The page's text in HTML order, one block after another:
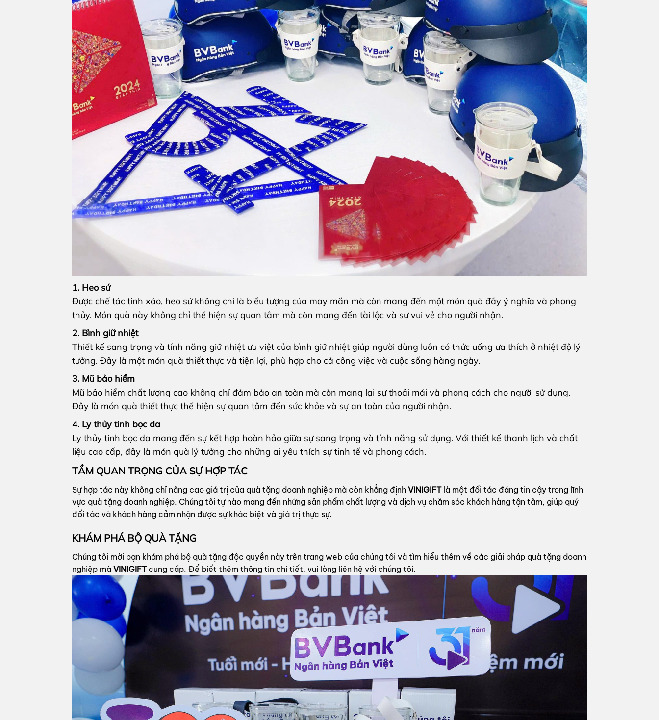
1. Heo sứ
Được chế tác tinh xảo, heo sứ không chỉ là biểu tượng của may mắn mà còn mang đến một món quà đầy ý nghĩa và phong
thủy. Món quà này không chỉ thể hiện sự quan tâm mà còn mang đến tài lộc và sự vui vẻ cho người nhận.
2. Bình giữ nhiệt
Thiết kế sang trọng và tính năng giữ nhiệt ưu việt của bình giữ nhiệt giúp người dùng luôn có thức uống ưa thích ở nhiệt độ lý
tưởng. Đây là một món quà thiết thực và tiện lợi, phù hợp cho cả công việc và cuộc sống hàng ngày.
3. Mũ bảo hiểm
Mũ bảo hiểm chất lượng cao không chỉ đảm bảo an toàn mà còn mang lại sự thoải mái và phong cách cho người sử dụng.
Đây là món quà thiết thực thể hiện sự quan tâm đến sức khỏe và sự an toàn của người nhận.
4. Ly thủy tinh bọc da
Ly thủy tinh bọc da mang đến sự kết hợp hoàn hảo giữa sự sang trọng và tính năng sử dụng. Với thiết kế thanh lịch và chất
liệu cao cấp, đây là món quà lý tưởng cho những ai yêu thích sự tinh tế và phong cách.
TẦM QUAN TRỌNG CỦA SỰ HỢP TÁC
Sự hợp tác này không chỉ nâng cao giá trị của quà tặng doanh nghiệp mà còn khẳng định VINIGIFTlà một đối tác đáng tin cậy trong lĩnh
vực quà tặng doanh nghiệp. Chúng tôi tự hào mang đến những sản phẩm chất lượng và dịch vụ chăm sóc khách hàng tận tâm, giúp quý
đối tác và khách hàng cảm nhận được sự khác biệt và giá trị thực sự.
KHÁM PHÁ BỘ QUÀ TẶNG
Chúng tôi mời bạn khám phá bộ quà tặng độc quyền này trên trang web của chúng tôi và tìm hiểu thêm về các giải pháp quà tặng doanh
nghiệp mà VINIGIFTcung cấp. Để biết thêm thông tin chi tiết, vui lòng liên hệ với chúng tôi.